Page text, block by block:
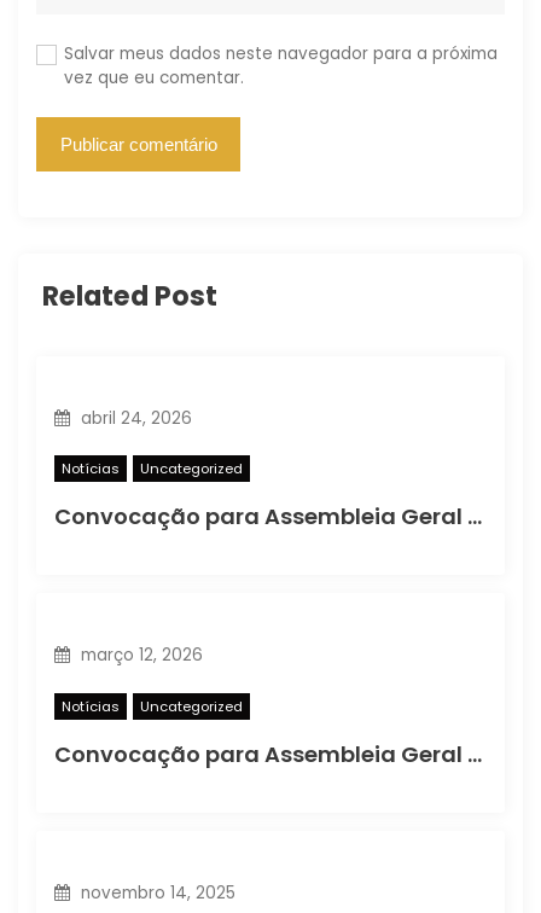
Salvar meus dados neste navegador para a próxima
vez que eu comentar.
Related Post
abril 24, 2026
Notícias Uncategorized
Convocação para Assembleia Geral Ordinária
março 12, 2026
Notícias Uncategorized
Convocação para Assembleia Geral Extraordinária
novembro 14, 2025